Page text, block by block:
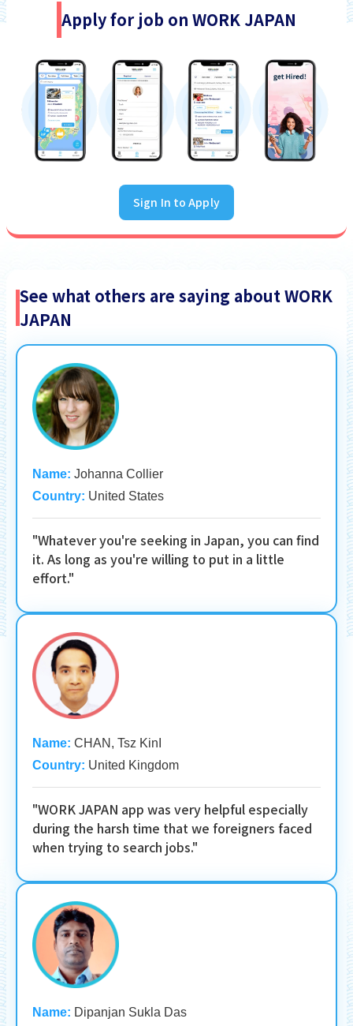
Apply for job on WORK JAPAN
Sign In to Apply
See what others are saying about WORK
JAPAN
Name: Johanna Collier
Country: United States
"Whatever you're seeking in Japan, you can find
it. As long as you're willing to put in a little
effort."
Name: CHAN, Tsz KinI
Country: United Kingdom
"WORK JAPAN app was very helpful especially
during the harsh time that we foreigners faced
when trying to search jobs."
Name: Dipanjan Sukla Das